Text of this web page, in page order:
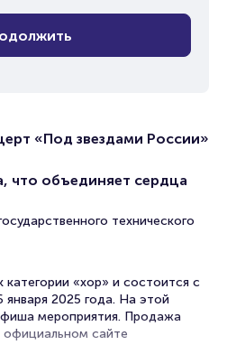
«Под звездами России»
что объединяет сердца
технического
«хор» и состоится с
января 2025 года. На этой
мероприятия. Продажа
сайте